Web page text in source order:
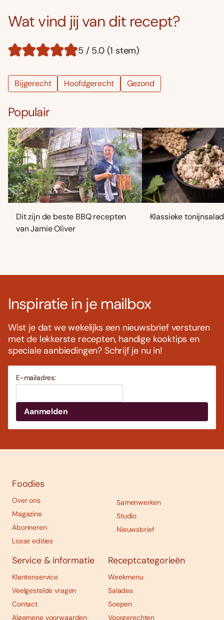
Wat vind jij van dit recept?
5 / 5.0 (1 stem)
Bijgerecht Hoofdgerecht Gezond
Populair
Dit zijn de beste BBQ recepten
van Jamie Oliver
Klassieke
Inspiratie in je mailbox
Wist je dat we wekelijks een nieuwsbrief versturen
met de lekkerste recepten, handige kooktips en
speciale aanbiedingen? Schrijf je nu in!
E-mailadres:
Foodies
Over ons
Magazine
Abonneren
Losse edities
Samenwerken
Studio
Nieuwsbrief
Service & informatie
Klantenservice
Veelgestelde vragen
Contact
Algemene voorwaarden
Receptcategorieën
Weekmenu
Salades
Soepen
Voorgerechten